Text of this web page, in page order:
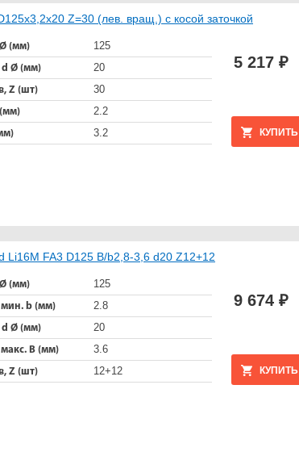
Z=30 (лев. вращ.) с косой заточкой
(мм) 125
d Ø (мм) 20
Z (шт) 30
2.2
3.2 КУПИТЬ
5 217 ₽
Li16M FA3 D125 B/b2,8-3,6 d20 Z12+12
(мм) 125
b (мм) 2.8
d Ø (мм) 20
B (мм) 3.6
Z (шт) 12+12 КУПИТЬ
9 674 ₽